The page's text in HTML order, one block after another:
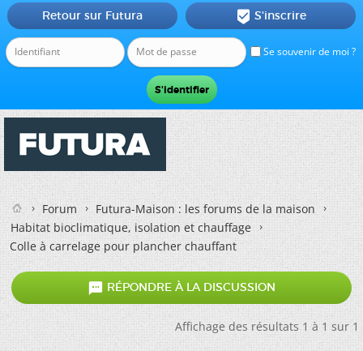
Se souvenir de moi ?
Retour sur Futura  S'inscrire
Forum
Futura-Maison : les forums de la maison
Habitat bioclimatique, isolation et chauffage
Colle à carrelage pour plancher chauffant
 RÉPONDRE À LA DISCUSSION
Affichage des résultats 1 à 1 sur 1